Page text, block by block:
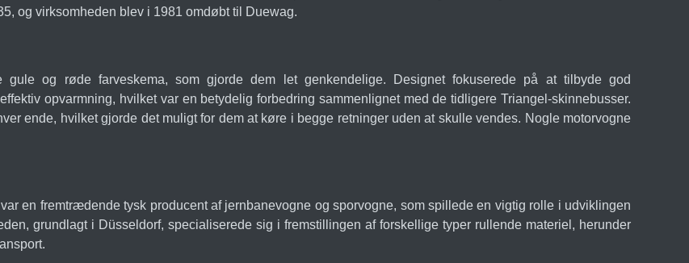
og virksomheden blev i 1981 omdøbt til Duewag.
gule og røde farveskema, som gjorde dem let genkendelige. Designet fokuserede på at tilbyde god
opvarmning, hvilket var en betydelig forbedring sammenlignet med de tidligere Triangel-skinnebusser.
ende, hvilket gjorde det muligt for dem at køre i begge retninger uden at skulle vendes. Nogle motorvogne
en fremtrædende tysk producent af jernbanevogne og sporvogne, som spillede en vigtig rolle i udviklingen
grundlagt i Düsseldorf, specialiserede sig i fremstillingen af forskellige typer rullende materiel, herunder